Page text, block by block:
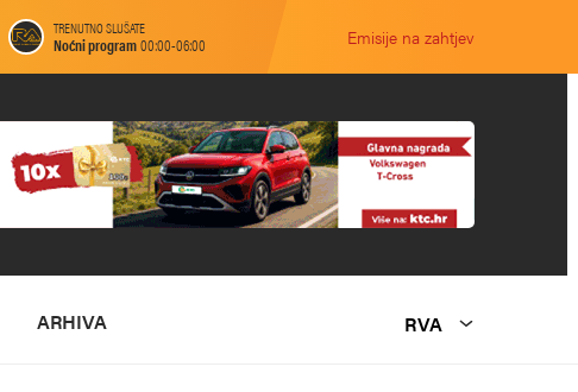
TRENUTNO SLUŠATE
Noćni program00:00-06:00 Emisije na zahtjev
ARHIVA RVA